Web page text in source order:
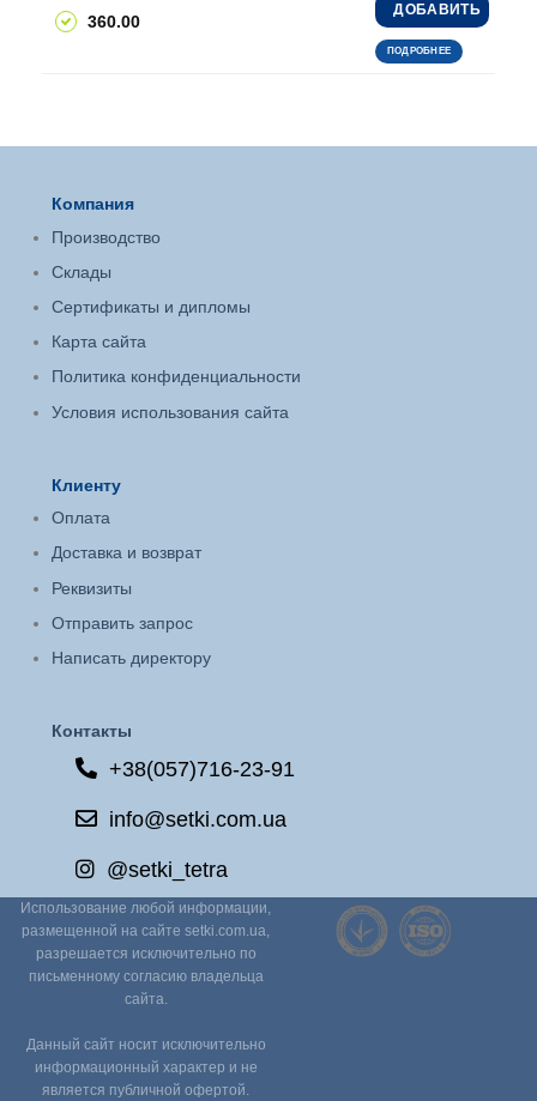
360.00
ДОБАВИТЬ
ПОДРОБНЕЕ
Компания
Производство
Склады
Сертификаты и дипломы
Карта сайта
Политика конфиденциальности
Условия использования сайта
Клиенту
Оплата
Доставка и возврат
Реквизиты
Отправить запрос
Написать директору
Контакты
+38(057)716-23-91
info@setki.com.ua
@setki_tetra
Использование любой информации,
размещенной на сайте setki.com.ua,
разрешается исключительно по
письменному согласию владельца
сайта.
Данный сайт носит исключительно
информационный характер и не
является публичной офертой.